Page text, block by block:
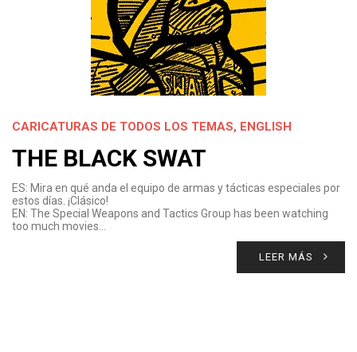
CARICATURAS DE TODOS LOS TEMAS, ENGLISH
THE BLACK SWAT
ES: Mira en qué anda el equipo de armas y tácticas especiales por
estos días. ¡Clásico!
EN: The Special Weapons and Tactics Group has been watching
too much movies…
LEER MÁS